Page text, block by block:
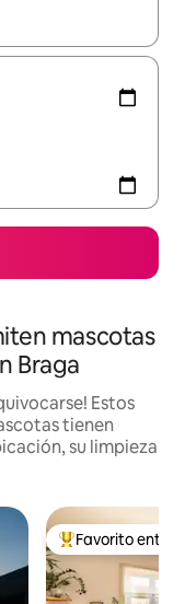
podrás navegar
mascotas
Braga
Estos
tienen
su limpieza
De los mejores
Favorito entre